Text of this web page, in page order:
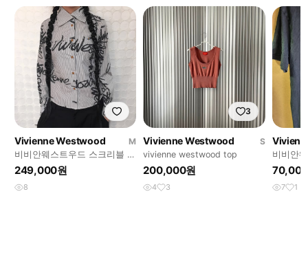
Vivienne Westwood
M
비비안웨스트우드 스크리블 로
고 스트라이프 셔츠
249,000원
8
3
Vivienne Westwood
S
vivienne westwood top
200,000원
4 3
비비안
7 1